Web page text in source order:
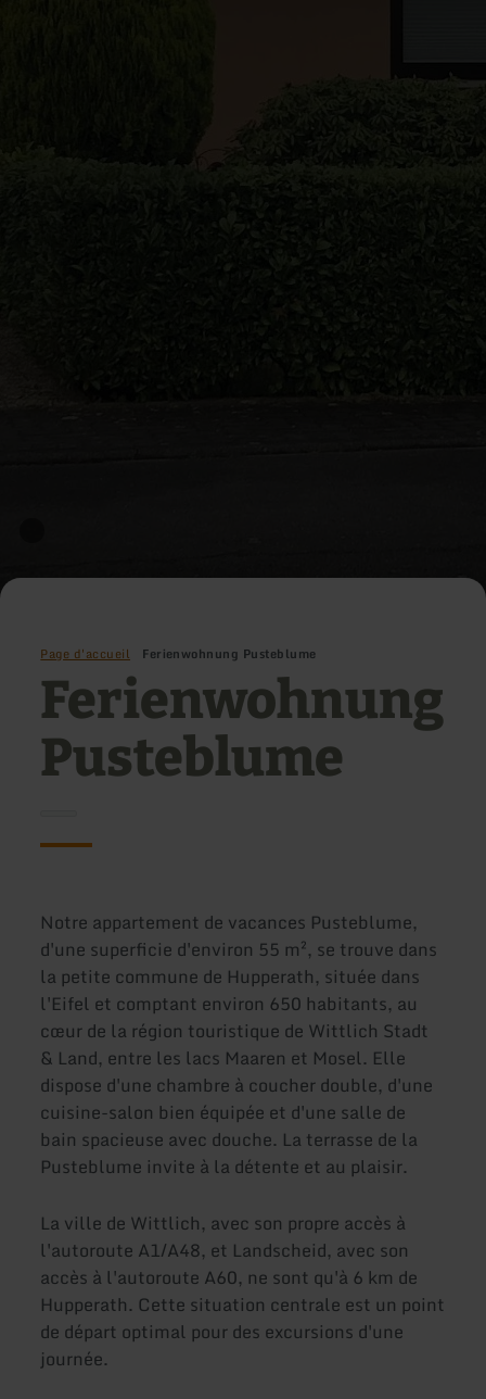
Page d'accueil Ferienwohnung Pusteblume
Ferienwohnung
Pusteblume
Notre appartement de vacances Pusteblume,
d'une superficie d'environ 55 m², se trouve dans
la petite commune de Hupperath, située dans
l'Eifel et comptant environ 650 habitants, au
cœur de la région touristique de Wittlich Stadt
& Land, entre les lacs Maaren et Mosel. Elle
dispose d'une chambre à coucher double, d'une
cuisine-salon bien équipée et d'une salle de
bain spacieuse avec douche. La terrasse de la
Pusteblume invite à la détente et au plaisir.
La ville de Wittlich, avec son propre accès à
l'autoroute A1/A48, et Landscheid, avec son
accès à l'autoroute A60, ne sont qu'à 6 km de
Hupperath. Cette situation centrale est un point
de départ optimal pour des excursions d'une
journée.